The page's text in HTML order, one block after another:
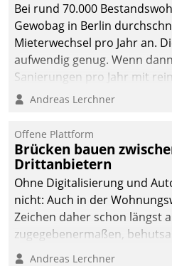
Bei rund 70.000
Gewobag in Berlin
Mieterwechsel pro Jahr an.
aufwendig genug. Wenn
Sanierungen pro Jahr mit
Betreuungs- und
kommunale
gemeinsam mit der Berliner
Teilprozess der
Andreas Lerchner
Offene Plattform
Brücken bauen
Drittanbietern
Ohne Digitalisierung und
nicht: Auch in der
Zeichen daher schon längst
zugegebenermaßen,
Branchen.
Andreas Lerchner